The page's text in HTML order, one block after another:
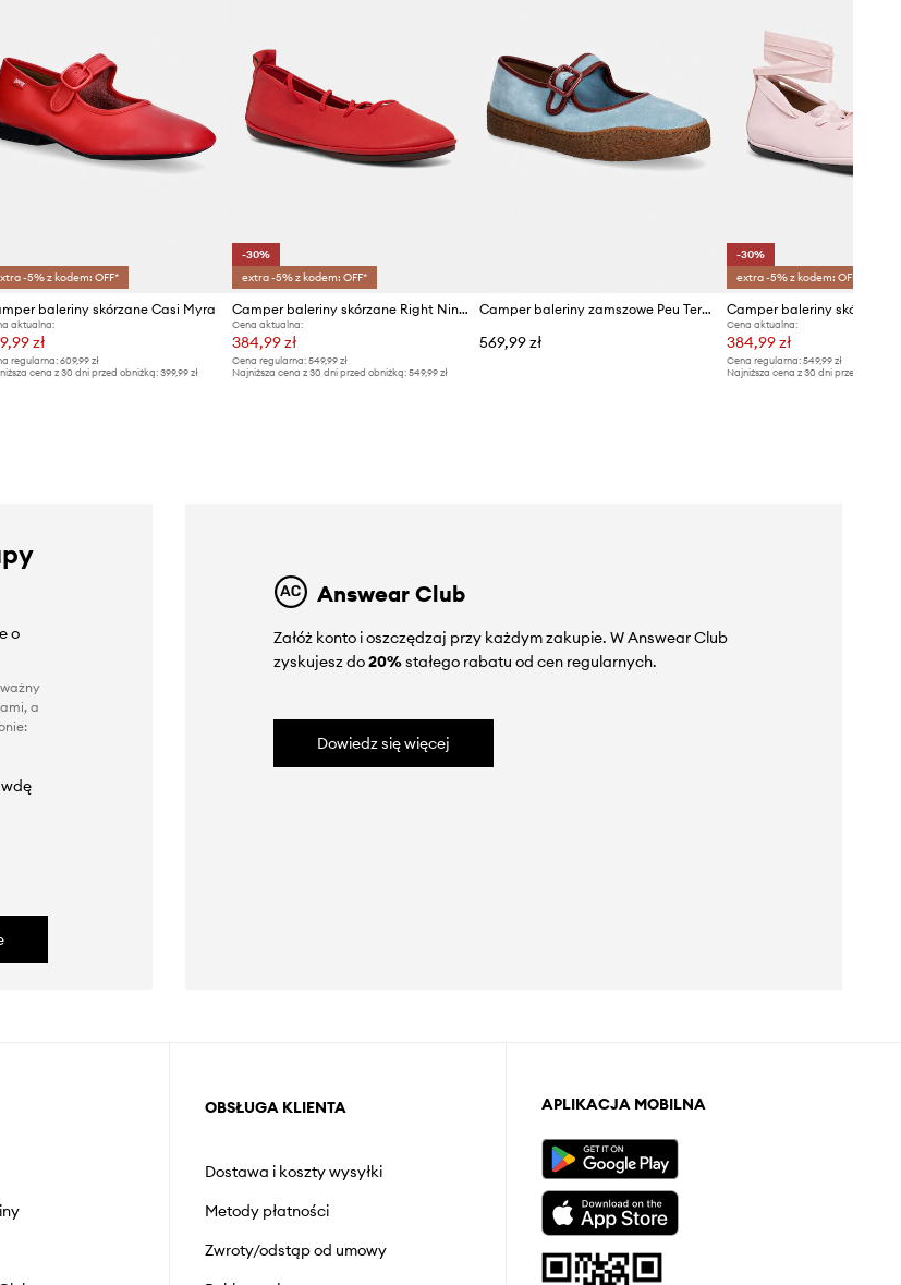
-5% z kodem: OFF*
baleriny skórzane Casi Myra
aktualna:
zł
regularna: 609,99 zł
cena z 30 dni przed obniżką: 399,99 zł
-30%
extra -5% z kodem: OFF*
Camper baleriny skórzane Right Nina
Cena aktualna:
384,99 zł
Cena regularna: 549,99 zł
Najniższa cena z 30 dni przed obniżką: 549,99 zł
Camper baleriny zamszowe Peu Tereno
569,99 zł
-30%
extra -5% z kodem: OFF*
Cena aktualna:
384,99 zł
Cena regularna: 549,99 zł
Najniższa cena z 30 dni przed obniżką:
o
a
Answear Club
Załóż konto i oszczędzaj przy każdym zakupie. W Answear Club
zyskujesz do20%stałego rabatu od cen regularnych.
Dowiedz się więcej
OBSŁUGA KLIENTA
Dostawa i koszty wysyłki
Metody płatności
Zwroty/odstąp od umowy
APLIKACJA MOBILNA